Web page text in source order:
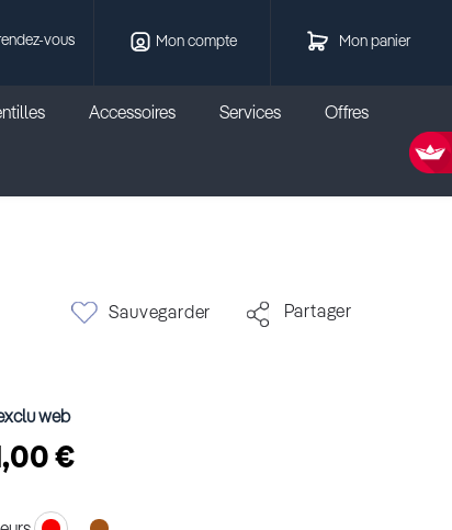
Mon panier
vous Mon compte
Accessoires Services Offres
Sauvegarder Partager
web
€